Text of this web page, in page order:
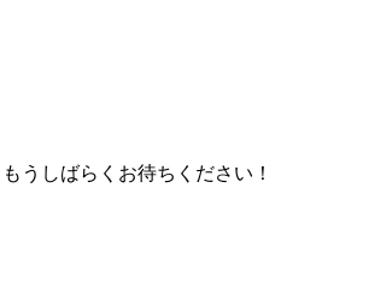
うしばらくお待ちください！